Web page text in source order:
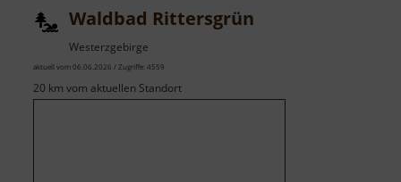
Waldbad Rittersgrün
Westerzgebirge
aktuell vom 06.06.2026 / Zugriffe: 4559
20 km vom aktuellen Standort